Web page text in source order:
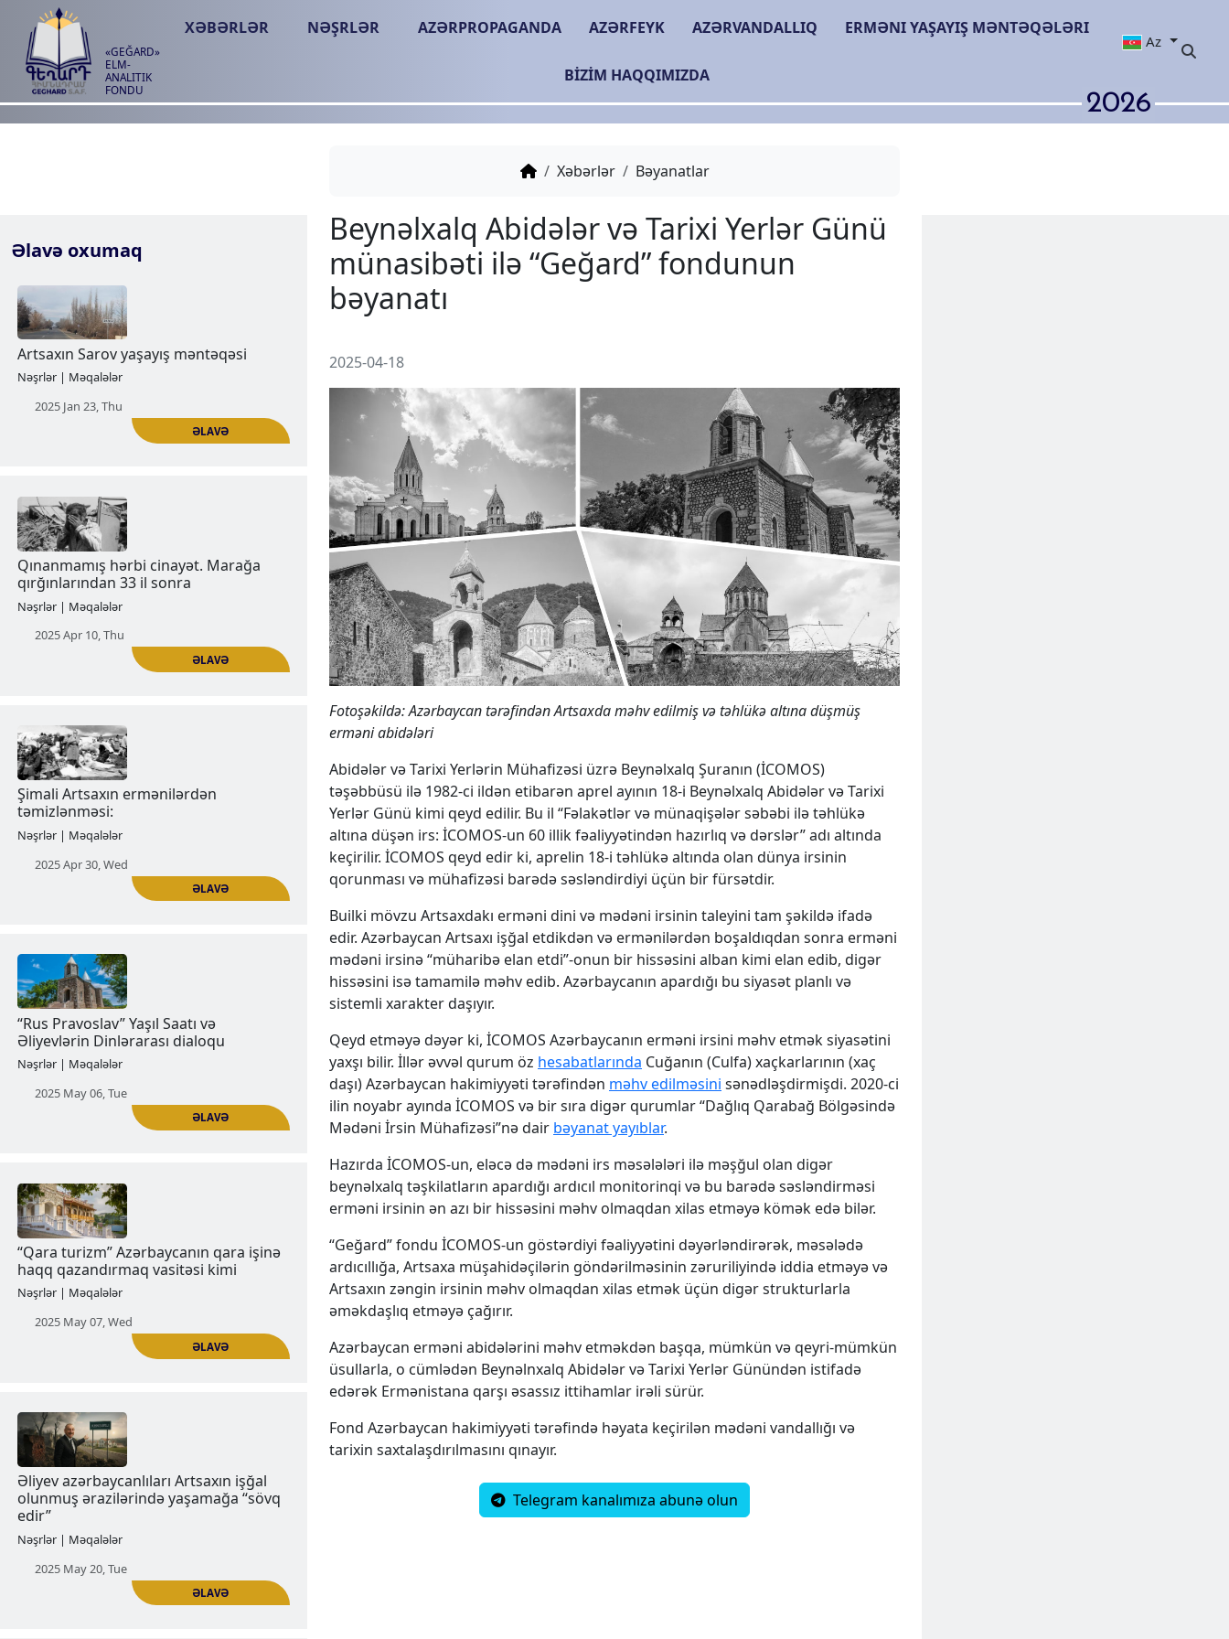
«GEĞARD»
ELM-
ANALITIK
FONDU
XƏBƏRLƏR NƏŞRLƏR AZƏRPROPAGANDA AZƏRFEYK AZƏRVANDALLIQ ERMƏNI YAŞAYIŞ MƏNTƏQƏLƏRI
BIZIM HAQQIMIZDA
Az
2026
Əlavə oxumaq
Artsaxın Sarov yaşayış məntəqəsi
2025 Jan 23, Thu
qırğınlarından 33 il sonra
Nəşrlər | Məqalələr
2025 Apr 10, Thu
Şimali Artsaxın ermənilərdən
təmizlənməsi:
Nəşrlər | Məqalələr
“Rus Pravoslav” Yaşıl Saatı və
Əliyevlərin Dinlərarası dialoqu
Nəşrlər | Məqalələr
2025 May 06, Tue
“Qara turizm” Azərbaycanın qara işinə
haqq qazandırmaq vasitəsi kimi
Xəbərlər Bəyanatlar
Beynəlxalq Abidələr və Tarixi Yerlər Günü
2025-04-18
Fotoşəkildə: Azərbaycan tərəfindən Artsaxda məhv edilmiş və təhlükə altına düşmüş
erməni abidələri
Abidələr və Tarixi Yerlərin Mühafizəsi üzrə Beynəlxalq Şuranın (İCOMOS)
təşəbbüsü ilə 1982-ci ildən etibarən aprel ayının 18-i Beynəlxalq Abidələr və Tarixi
Yerlər Günü kimi qeyd edilir. Bu il “Fəlakətlər və münaqişələr səbəbi ilə təhlükə
altına düşən irs: İCOMOS-un 60 illik fəaliyyətindən hazırlıq və dərslər” adı altında
keçirilir. İCOMOS qeyd edir ki, aprelin 18-i təhlükə altında olan dünya irsinin
qorunması və mühafizəsi barədə səsləndirdiyi üçün bir fürsətdir.
Builki mövzu Artsaxdakı erməni dini və mədəni irsinin taleyini tam şəkildə ifadə
edir. Azərbaycan Artsaxı işğal etdikdən və ermənilərdən boşaldıqdan sonra erməni
mədəni irsinə “müharibə elan etdi”-onun bir hissəsini alban kimi elan edib, digər
hissəsini isə tamamilə məhv edib. Azərbaycanın apardığı bu siyasət planlı və
sistemli xarakter daşıyır.
Qeyd etməyə dəyər ki, İCOMOS Azərbaycanın erməni irsini məhv etmək siyasətini
yaxşı bilir. İllər əvvəl qurum öz hesabatlarında Cuğanın (Culfa) xaçkarlarının (xaç
daşı) Azərbaycan hakimiyyəti tərəfindən məhv edilməsini sənədləşdirmişdi. 2020-ci
ilin noyabr ayında İCOMOS və bir sıra digər qurumlar “Dağlıq Qarabağ Bölgəsində
Mədəni İrsin Mühafizəsi”nə dair bəyanat yayıblar.
Hazırda İCOMOS-un, eləcə də mədəni irs məsələləri ilə məşğul olan digər
beynəlxalq təşkilatların apardığı ardıcıl monitorinqi və bu barədə səsləndirməsi
erməni irsinin ən azı bir hissəsini məhv olmaqdan xilas etməyə kömək edə bilər.
“Geğard” fondu İCOMOS-un göstərdiyi fəaliyyətini dəyərləndirərək, məsələdə
ardıcıllığa, Artsaxa müşahidəçilərin göndərilməsinin zəruriliyində iddia etməyə və
Artsaxın zəngin irsinin məhv olmaqdan xilas etmək üçün digər strukturlarla
əməkdaşlıq etməyə çağırır.
Azərbaycan erməni abidələrini məhv etməkdən başqa, mümkün və qeyri-mümkün
üsullarla, o cümlədən Beynəlnxalq Abidələr və Tarixi Yerlər Günündən istifadə
edərək Ermənistana qarşı əsassız ittihamlar irəli sürür.
Fond Azərbaycan hakimiyyəti tərəfində həyata keçirilən mədəni vandallığı və
tarixin saxtalaşdırılmasını qınayır.
Telegram kanalımıza abunə olun